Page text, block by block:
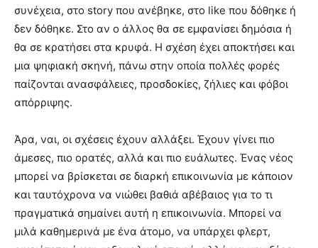
συνέχεια, στο story που ανέβηκε, στο like που δόθηκε ή
δεν δόθηκε. Στο αν ο άλλος θα σε εμφανίσει δημόσια ή
θα σε κρατήσει στα κρυφά. Η σχέση έχει αποκτήσει και
μια ψηφιακή σκηνή, πάνω στην οποία πολλές φορές
παίζονται ανασφάλειες, προσδοκίες, ζήλιες και φόβοι
απόρριψης.
Άρα, ναι, οι σχέσεις έχουν αλλάξει. Έχουν γίνει πιο
άμεσες, πιο ορατές, αλλά και πιο ευάλωτες. Ένας νέος
μπορεί να βρίσκεται σε διαρκή επικοινωνία με κάποιον
και ταυτόχρονα να νιώθει βαθιά αβέβαιος για το τι
πραγματικά σημαίνει αυτή η επικοινωνία. Μπορεί να
μιλά καθημερινά με ένα άτομο, να υπάρχει φλερτ,